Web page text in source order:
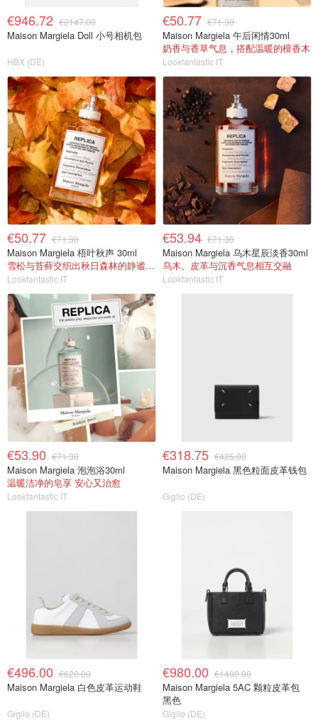
€946.72 €2147.00
Maison Margiela Doll 小号相机包
HBX (DE)
€50.77 €71.30
Maison Margiela 午后闲情30ml
奶香与香草气息，搭配温暖的檀香木
Lookfantastic IT
€50.77 €71.30
Maison Margiela 梧叶秋声 30ml
雪松与苔藓交织出秋日森林的静谧气息
Lookfantastic IT
€53.94 €71.30
Maison Margiela 乌木星辰淡香30ml
乌木、皮革与沉香气息相互交融
Lookfantastic IT
€53.90 €71.30
Maison Margiela 泡泡浴30ml
温暖洁净的皂享 安心又治愈
Lookfantastic IT
€318.75 €425.00
Maison Margiela 黑色粒面皮革钱包
Giglio (DE)
€496.00 €620.00
Maison Margiela 白色皮革运动鞋
Giglio (DE)
€980.00 €1400.00
Maison Margiela 5AC 颗粒皮革包
黑色
Giglio (DE)